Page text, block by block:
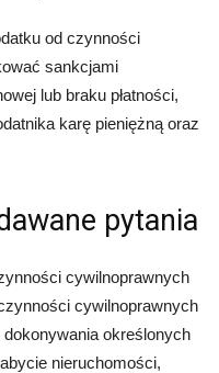
od czynności
sankcjami
lub braku płatności,
karę pieniężną oraz
pytania
cywilnoprawnych
cywilnoprawnych
określonych
nieruchomości,